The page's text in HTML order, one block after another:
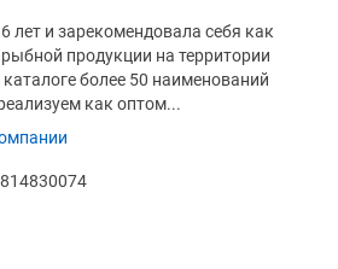
лет и зарекомендовала себя как
продукции на территории
более 50 наименований
как оптом...